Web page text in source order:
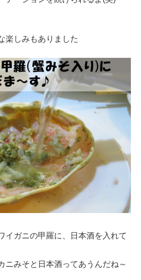
楽しみもありました
イガニの甲羅に、日本酒を入れて
ニみそと日本酒ってあうんだね～